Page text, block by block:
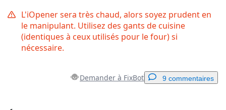
L'iOpener sera très chaud, alors soyez prudent en
le manipulant. Utilisez des gants de cuisine
(identiques à ceux utilisés pour le four) si
nécessaire.
Demander à FixBot 9 commentaires